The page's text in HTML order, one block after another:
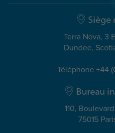
Siège
Terra Nova, 3
Dundee,
Téléphone +44
Bureau
110,
75015